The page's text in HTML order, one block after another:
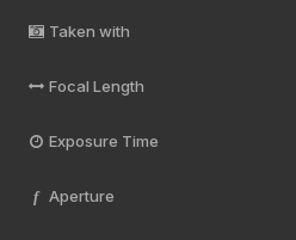
Taken with
Focal Length
Exposure Time
f Aperture